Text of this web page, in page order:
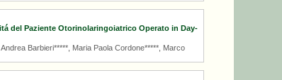
del Paziente Otorinolaringoiatrico Operato in Day-
Barbieri*****, Maria Paola Cordone*****, Marco